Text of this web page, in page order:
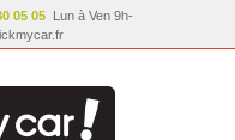
05 05Lun à Ven 9h-